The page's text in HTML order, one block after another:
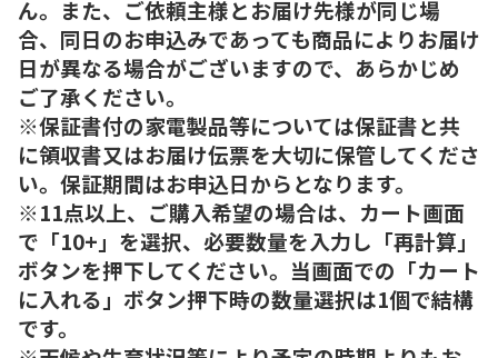
ん。また、ご依頼主様とお届け先様が同じ場
合、同日のお申込みであっても商品によりお届け
日が異なる場合がございますので、あらかじめ
ご了承ください。
※保証書付の家電製品等については保証書と共
に領収書又はお届け伝票を大切に保管してくださ
い。保証期間はお申込日からとなります。
※11点以上、ご購入希望の場合は、カート画面
で「10+」を選択、必要数量を入力し「再計算」
ボタンを押下してください。当画面での「カート
に入れる」ボタン押下時の数量選択は1個で結構
です。